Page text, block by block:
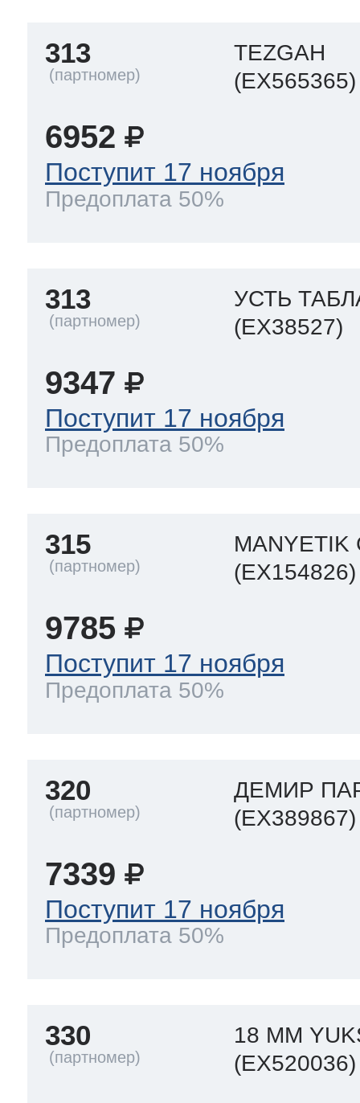
313
TEZGAH
(EX565365)
6952
Поступит 17 ноября
Предоплата 50%
313
УСТЬ
(EX38527)
9347
Поступит 17 ноября
Предоплата 50%
315
MANYETIK
(EX154826)
9785
Поступит 17 ноября
Предоплата 50%
320
ДЕМИР
(EX389867)
7339
Поступит 17 ноября
Предоплата 50%
330
18 ММ
(EX520036)